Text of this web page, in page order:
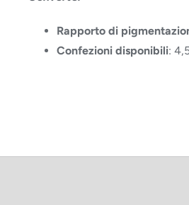
Rapporto di
Confezioni disponibili: